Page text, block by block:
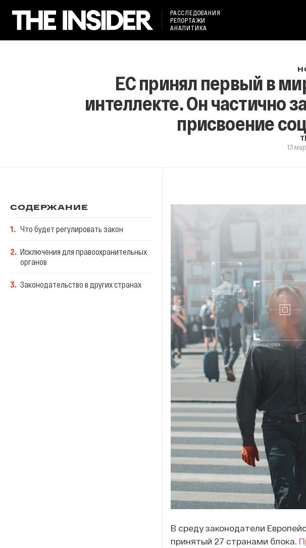
РАССЛЕДОВАНИЯ
РЕПОРТАЖИ
АНАЛИТИКА
ЕС принял первый в
интеллекте. Он частично
присвоение
13
СОДЕРЖАНИЕ
1. Что будет регулировать закон
2. Исключения для правоохранительных
органов
3. Законодательство в других странах
В среду законодатели
принятый 27 странами блока.